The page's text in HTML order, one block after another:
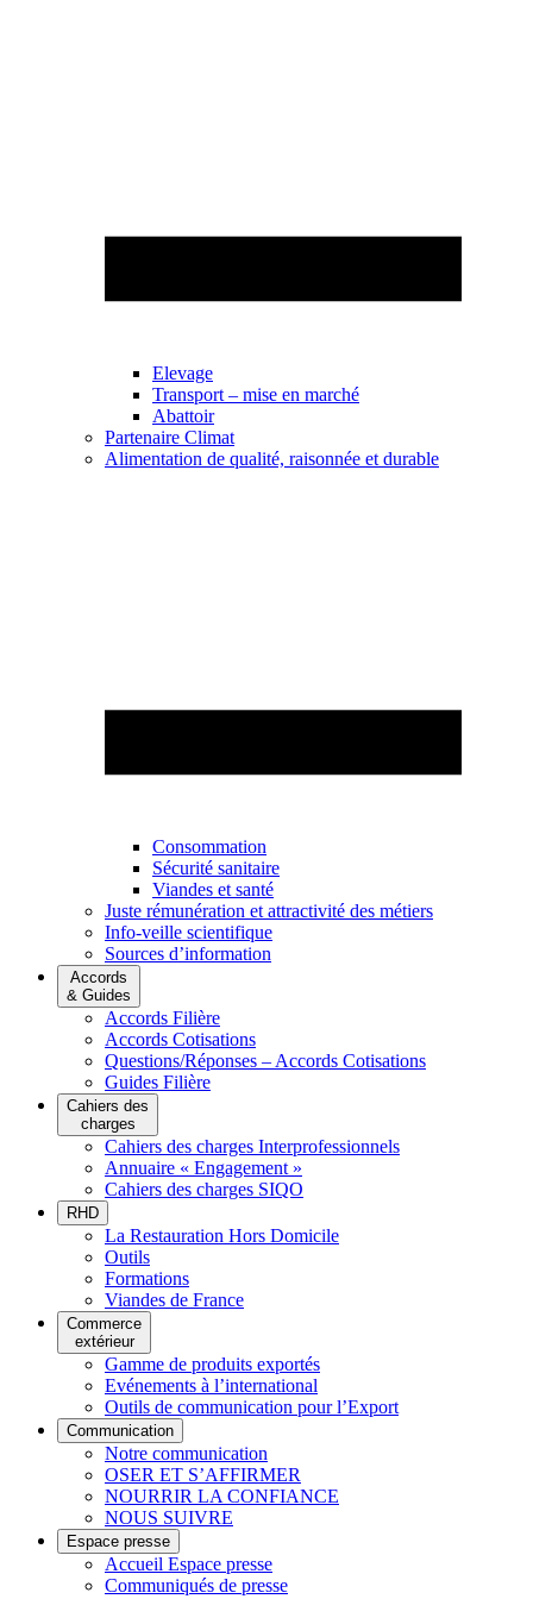
Elevage
Transport – mise en marché
Abattoir
Partenaire Climat
Alimentation de qualité, raisonnée et durable
Consommation
Sécurité sanitaire
Viandes et santé
Juste rémunération et attractivité des métiers
Info-veille scientifique
Sources d’information
Accords
& Guides
Accords Filière
Accords Cotisations
Questions/Réponses – Accords Cotisations
Guides Filière
Cahiers des
charges
Cahiers des charges Interprofessionnels
Annuaire « Engagement »
Cahiers des charges SIQO
RHD
La Restauration Hors Domicile
Outils
Formations
Viandes de France
Commerce
extérieur
Gamme de produits exportés
Evénements à l’international
Outils de communication pour l’Export
Communication
Notre communication
OSER ET S’AFFIRMER
NOURRIR LA CONFIANCE
NOUS SUIVRE
Espace presse
Accueil Espace presse
Communiqués de presse